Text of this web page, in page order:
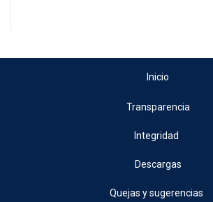
Inicio
Transparencia
Integridad
Descargas
Quejas y sugerencias